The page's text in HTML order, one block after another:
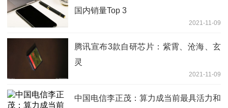
国内销量Top 3
2021-11-09
腾讯宣布3款自研芯片：紫霄、沧海、玄
灵
2021-11-09
中国电信李正茂：算力成当前最具活力和